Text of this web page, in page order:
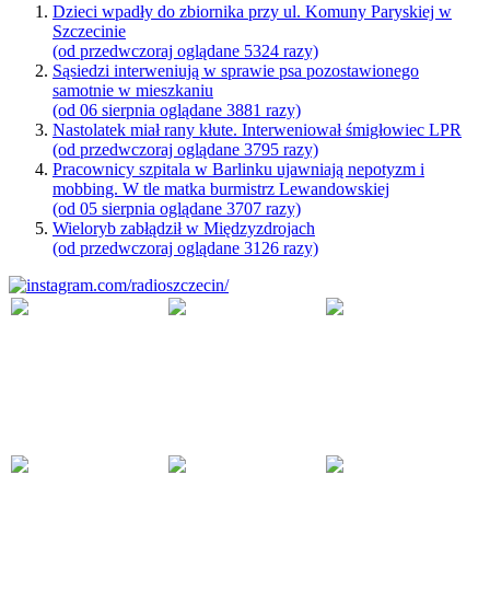
Dzieci wpadły do zbiornika przy ul. Komuny Paryskiej w
Szczecinie
(od przedwczoraj oglądane 5324 razy)
Sąsiedzi interweniują w sprawie psa pozostawionego
samotnie w mieszkaniu
(od 06 sierpnia oglądane 3881 razy)
Nastolatek miał rany kłute. Interweniował śmigłowiec LPR
(od przedwczoraj oglądane 3795 razy)
Pracownicy szpitala w Barlinku ujawniają nepotyzm i
mobbing. W tle matka burmistrz Lewandowskiej
(od 05 sierpnia oglądane 3707 razy)
Wieloryb zabłądził w Międzyzdrojach
(od przedwczoraj oglądane 3126 razy)